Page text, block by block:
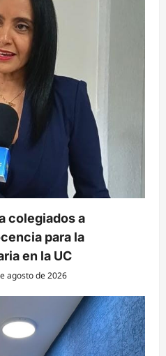
colegiados a
para la
en la UC
agosto de 2026